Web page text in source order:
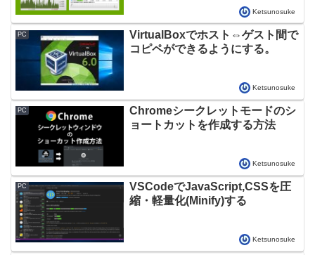
Ketsunosuke
PC
VirtualBoxでホスト⇔ゲスト間で
コピペができるようにする。
Ketsunosuke
PC
Chromeシークレットモードのシ
ョートカットを作成する方法
Ketsunosuke
PC
VSCodeでJavaScript,CSSを圧
縮・軽量化(Minify)する
Ketsunosuke